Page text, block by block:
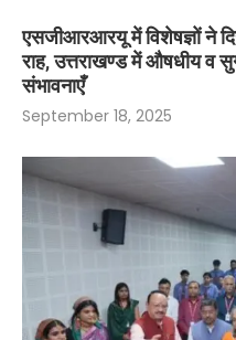
एसजीआरआरयू में विशेषज्ञों ने
राह, उत्तराखण्ड में औषधीय व
संभावनाएँ
September 18, 2025